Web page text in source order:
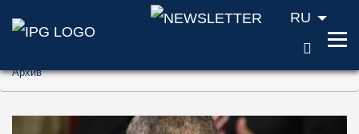
Перейти к содержанию (ключ доступа
Перейти к поиску (ключ доступа '2')
Перейти к навигации (ключ доступа '3')
RU
Архив